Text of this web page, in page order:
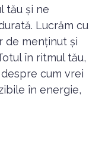
tău și ne
Lucrăm cu
de menținut și
în ritmul tău,
cum vrei
în energie,